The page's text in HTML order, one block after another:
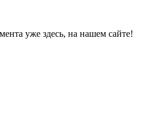
уже здесь, на нашем сайте!